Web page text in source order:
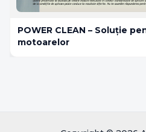
POWER CLEAN – Soluție
motoarelor